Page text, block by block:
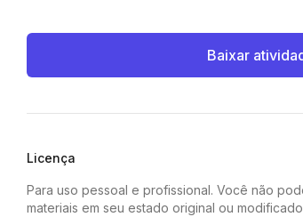
Baixar
Licença
Para uso pessoal e profissional. Você não
materiais em seu estado original ou